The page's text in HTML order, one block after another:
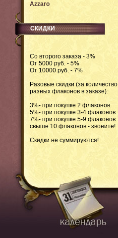
Azzaro
СКИДКИ
Со второго заказа - 3%
От 5000 руб. - 5%
От 10000 руб. - 7%
Разовые скидки (за количество
разных флаконов в заказе):
3%- при покупке 2 флаконов.
5%- при покупке 3-4 флаконов.
7%- при покупке 5-9 флаконов.
свыше 10 флаконов - звоните!
Скидки не суммируются!